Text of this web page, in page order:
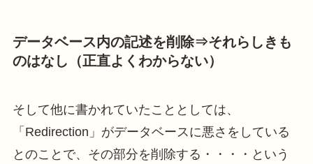
データベース内の記述を削除⇒それらしきも
のはなし（正直よくわからない）
そして他に書かれていたこととしては、
「Redirection」がデータベースに悪さをしている
とのことで、その部分を削除する・・・・という